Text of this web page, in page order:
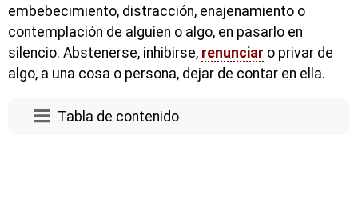
embebecimiento, distracción, enajenamiento o
contemplación de alguien o algo, en pasarlo en
silencio. Abstenerse, inhibirse, renunciar o privar de
algo, a una cosa o persona, dejar de contar en ella.
Tabla de contenido